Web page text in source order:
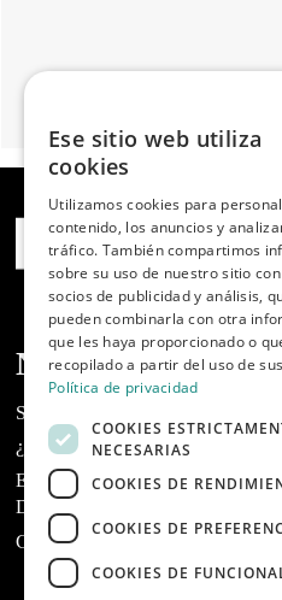
Nosotros
Sobre Dibaq
¿Tienes un tienda?
Encuentra tu tienda de mascotas
Dibaq
Contacta con Dibaq Petcare
Ese sitio web utiliza
cookies
Utilizamos cookies para
contenido, los anuncios y
tráfico. También compartimos
sobre su uso de nuestro sitio
socios de publicidad y análisis,
pueden combinarla con otra
que les haya proporcionado o
recopilado a partir del uso de
Política de privacidad
COOKIES
NECESARIAS
COOKIES DE
COOKIES DE
COOKIES DE